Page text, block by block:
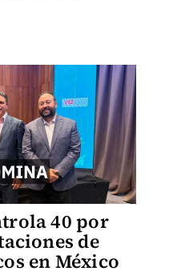
40 por
de
en México